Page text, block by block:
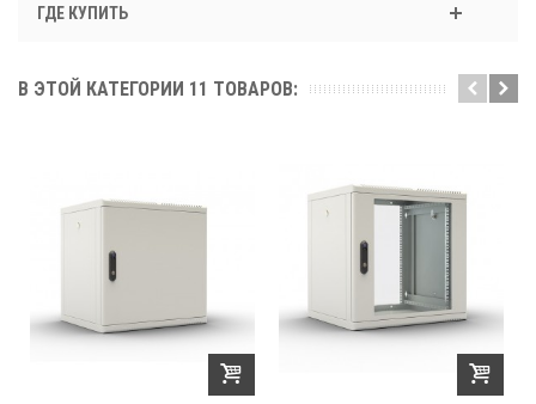
ГДЕ КУПИТЬ
В ЭТОЙ КАТЕГОРИИ 11 ТОВАРОВ: